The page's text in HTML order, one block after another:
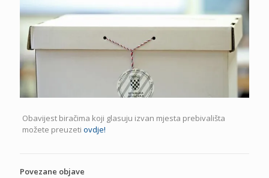
Obavijest biračima koji glasuju izvan mjesta prebivališta
možete preuzeti ovdje!
Povezane objave